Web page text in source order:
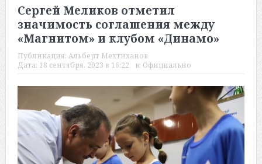
Сергей Меликов отметил
значимость соглашения между
«Магнитом» и клубом «Динамо»
Публикация: Альберт Мехтиханов
Дата: 18 сентября, 2023 в 16:22 в: Официально